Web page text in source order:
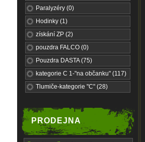
Paralyzéry (0)
Hodinky (1)
získání ZP (2)
pouzdra FALCO (0)
Pouzdra DASTA (75)
kategorie C 1-"na občanku" (117)
Tlumiče-kategorie "C" (28)
PRODEJNA